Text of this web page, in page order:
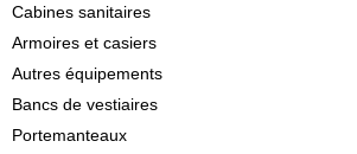
Cabines sanitaires
Armoires et casiers
Autres équipements
Bancs de vestiaires
Portemanteaux